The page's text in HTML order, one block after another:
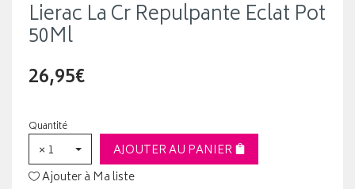
Lierac La Cr Repulpante Eclat Pot
50Ml
26,95€
Quantité
× 1
AJOUTER AU PANIER
Ajouter à Ma liste